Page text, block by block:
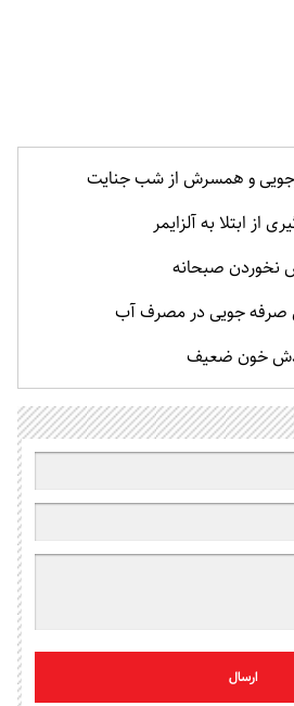
و همسرش از شب جنایت
از ابتلا به آلزایمر
نخوردن صبحانه
جویی در مصرف آب
خون ضعیف
ارسال